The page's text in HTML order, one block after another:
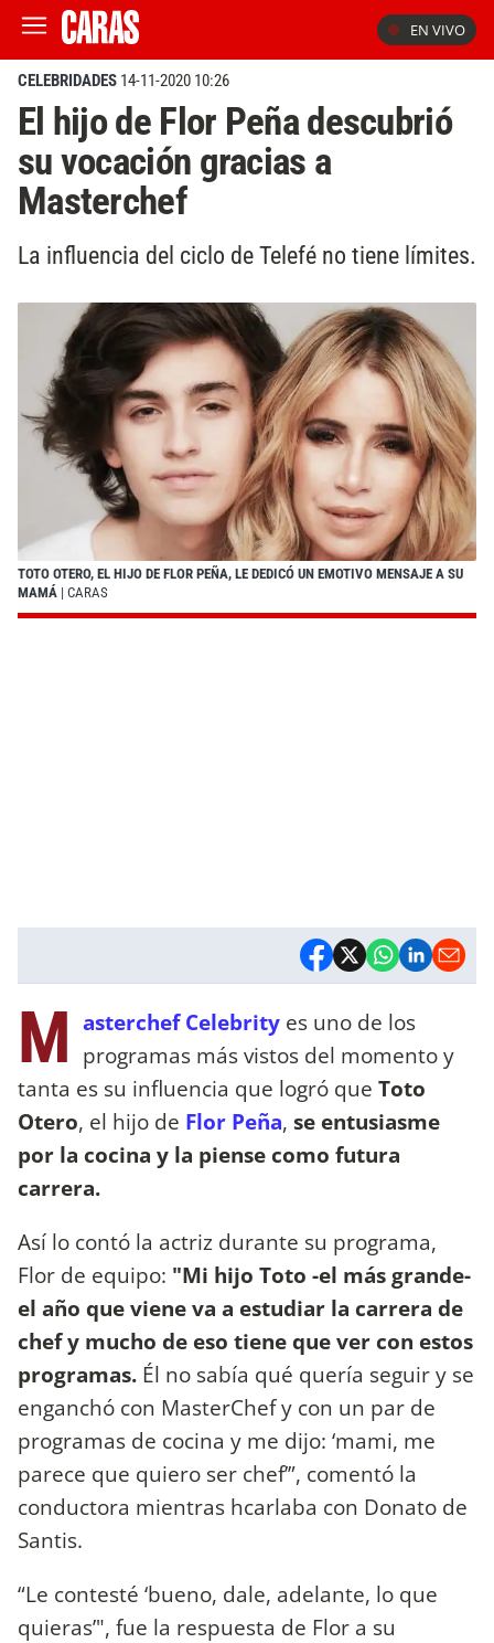
EN VIVO
CELEBRIDADES 14-11-2020 10:26
El hijo de Flor Peña descubrió
su vocación gracias a
Masterchef
La influencia del ciclo de Telefé no tiene límites.
TOTO OTERO, EL HIJO DE FLOR PEÑA, LE DEDICÓ UN EMOTIVO MENSAJE A SU
MAMÁ | CARAS
M asterchef Celebrity es uno de los
programas más vistos del momento y
tanta es su influencia que logró que Toto
Otero, el hijo de Flor Peña, se entusiasme
por la cocina y la piense como futura
carrera.
Así lo contó la actriz durante su programa,
Flor de equipo: "Mi hijo Toto -el más grande-
el año que viene va a estudiar la carrera de
chef y mucho de eso tiene que ver con estos
programas. Él no sabía qué quería seguir y se
enganchó con MasterChef y con un par de
programas de cocina y me dijo: ‘mami, me
parece que quiero ser chef’”, comentó la
conductora mientras hcarlaba con Donato de
Santis.
“Le contesté ‘bueno, dale, adelante, lo que
quieras’", fue la respuesta de Flor a su